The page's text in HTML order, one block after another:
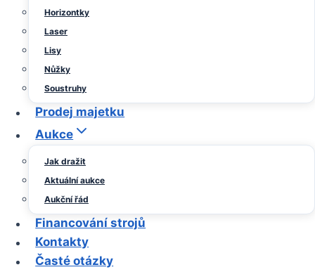
Horizontky
Laser
Lisy
Nůžky
Soustruhy
Prodej majetku
Aukce
Jak dražit
Aktuální aukce
Aukční řád
Financování strojů
Kontakty
Časté otázky
Trade
února,
2023
února,
2024
Nabízíme k prodeji soustruh Haas ST20Y , rok
výroby 06/2022
možnost leasingu